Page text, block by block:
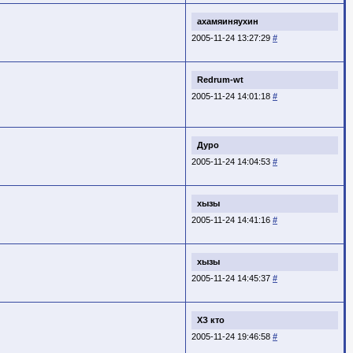
ахамяиняухин
2005-11-24 13:27:29 #
Redrum-wt
2005-11-24 14:01:18 #
Дуро
2005-11-24 14:04:53 #
хызы
2005-11-24 14:41:16 #
хызы
2005-11-24 14:45:37 #
ХЗ кто
2005-11-24 19:46:58 #